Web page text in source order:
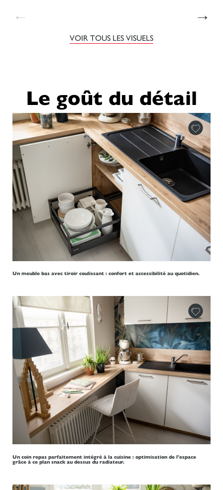
← →
VOIR TOUS LES VISUELS
Le goût du détail
Un meuble bas avec tiroir coulissant : confort et accessibilité au quotidien.
Un coin repas parfaitement intégré à la cuisine : optimisation de l'espace
grâce à ce plan snack au dessus du radiateur.